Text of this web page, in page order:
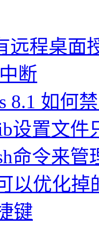
远程桌面
断
8.1 如何
设置文件
命令来
以优化掉
键